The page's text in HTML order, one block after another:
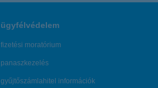
ügyfélvédelem
fizetési moratórium
panaszkezelés
gyűjtőszámlahitel információk